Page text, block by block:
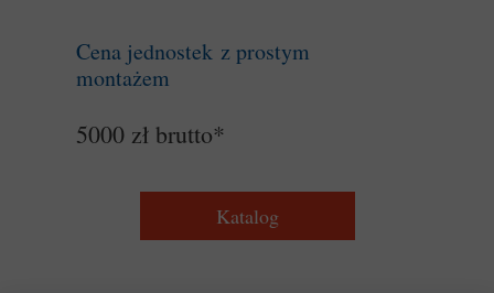
Cena jednostek z prostym
montażem
5000 zł brutto*
Katalog